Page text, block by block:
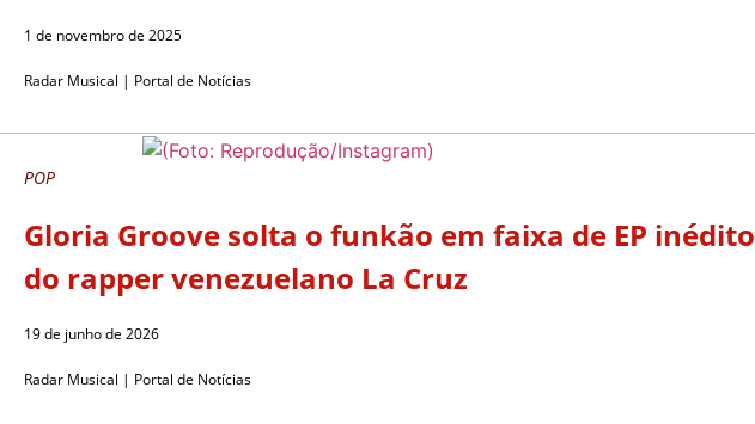
1 de novembro de 2025
Radar Musical | Portal de Notícias
POP
Gloria Groove solta o funkão em faixa de EP inédito
do rapper venezuelano La Cruz
19 de junho de 2026
Radar Musical | Portal de Notícias